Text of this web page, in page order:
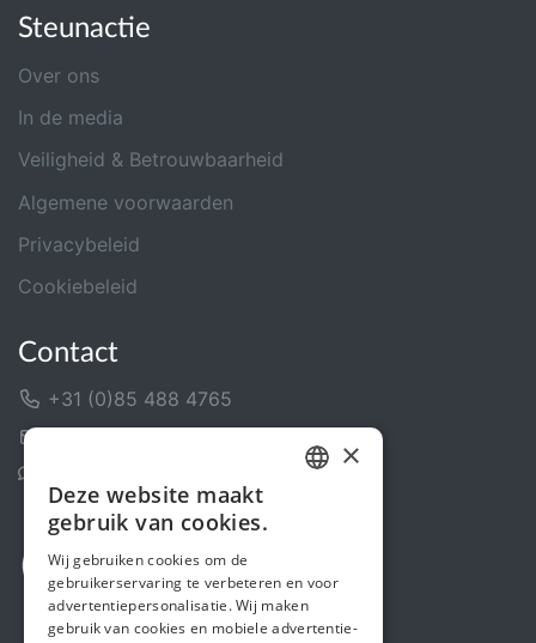
Steunactie
Over ons
In de media
Veiligheid & Betrouwbaarheid
Algemene voorwaarden
Privacybeleid
Cookiebeleid
Contact
+31 (0)85 488 4765
ENGLISH
×
Deze website maakt
gebruik van cookies.
Wij gebruiken cookies om de
gebruikerservaring te verbeteren en voor
advertentiepersonalisatie. Wij maken
gebruik van cookies en mobiele advertentie-